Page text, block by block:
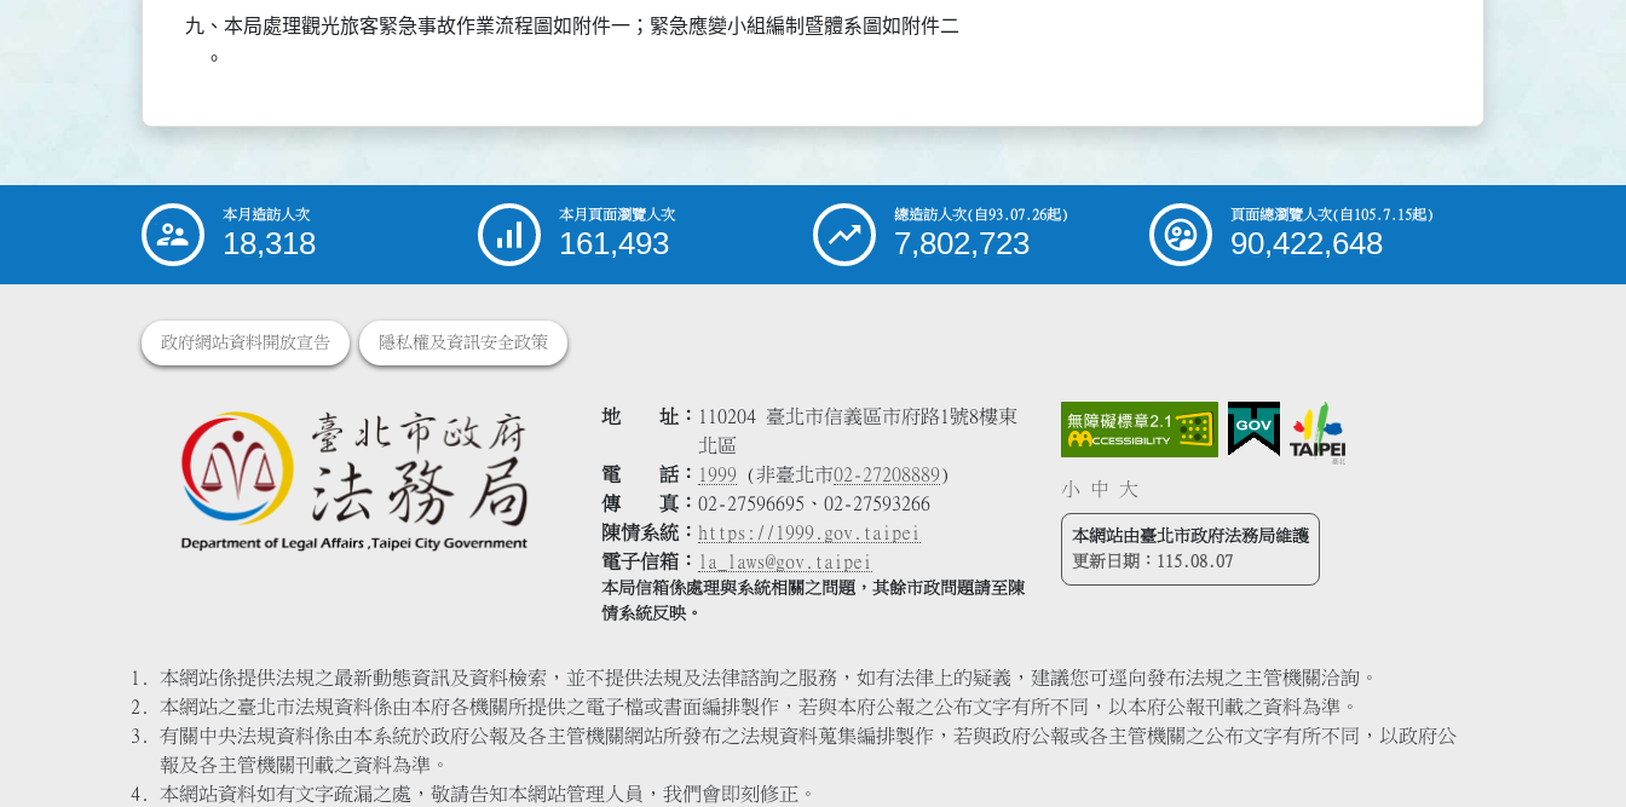
九、本局處理觀光旅客緊急事故作業流程圖如附件一；緊急應變小組編制暨體系圖如附件二
::: 本月造訪人次
18,318
本月頁面瀏覽人次
161,493
總造訪人次(自93.07.26起)
7,802,723
頁面總瀏覽人次(自105.7.15起)
90,422,648
政府網站資料開放宣告 隱私權及資訊安全政策
地 址
110204 臺北市信義區市府路1號8樓東
北區
電 話
1999 (非臺北市02-27208889)
傳 真
02-27596695、02-27593266
陳情系統
https://1999.gov.taipei
電子信箱
la_laws@gov.taipei
本局信箱係處理與系統相關之問題，其餘市政問題請至陳
情系統反映。
小 中 大
本網站由臺北市政府法務局維護
更新日期： 115.08.07
本網站係提供法規之最新動態資訊及資料檢索，並不提供法規及法律諮詢之服務，如有法律上的疑義，建議您可逕向發布法規之主管機關洽詢。
本網站之臺北市法規資料係由本府各機關所提供之電子檔或書面編排製作，若與本府公報之公布文字有所不同，以本府公報刊載之資料為準。
有關中央法規資料係由本系統於政府公報及各主管機關網站所發布之法規資料蒐集編排製作，若與政府公報或各主管機關之公布文字有所不同，以政府公
報及各主管機關刊載之資料為準。
本網站資料如有文字疏漏之處，敬請告知本網站管理人員，我們會即刻修正。